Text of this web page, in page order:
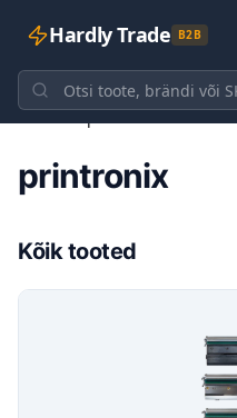
Hardly Trade B2B
Avaleht printronix
printronix
Kõik tooted